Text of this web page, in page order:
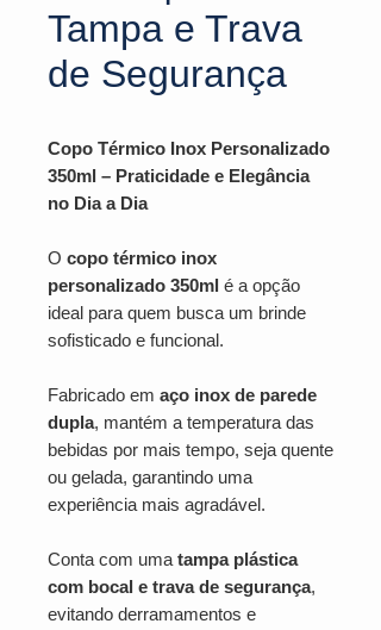
Tampa e Trava
de Segurança
Copo Térmico Inox Personalizado
350ml – Praticidade e Elegância
no Dia a Dia
O copo térmico inox
personalizado 350ml é a opção
ideal para quem busca um brinde
sofisticado e funcional.
Fabricado em aço inox de parede
dupla, mantém a temperatura das
bebidas por mais tempo, seja quente
ou gelada, garantindo uma
experiência mais agradável.
Conta com uma tampa plástica
com bocal e trava de segurança,
evitando derramamentos e